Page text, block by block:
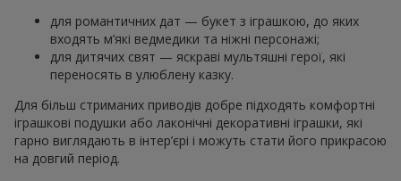
для романтичних дат — букет з іграшкою, до яких
входять м’які ведмедики та ніжні персонажі;
для дитячих свят — яскраві мультяшні герої, які
переносять в улюблену казку.
Для більш стриманих приводів добре підходять комфортні
іграшкові подушки або лаконічні декоративні іграшки, які
гарно виглядають в інтер’єрі і можуть стати його прикрасою
на довгий період.